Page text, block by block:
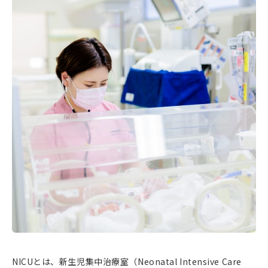
NICUとは、新生児集中治療室（Neonatal Intensive Care